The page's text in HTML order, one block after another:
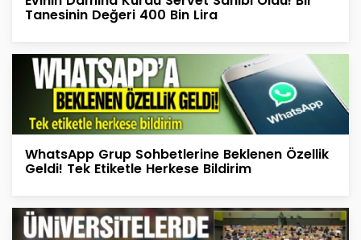
Tanesinin Değeri 400 Bin Lira
WhatsApp Grup Sohbetlerine Beklenen Özellik
Geldi! Tek Etiketle Herkese Bildirim